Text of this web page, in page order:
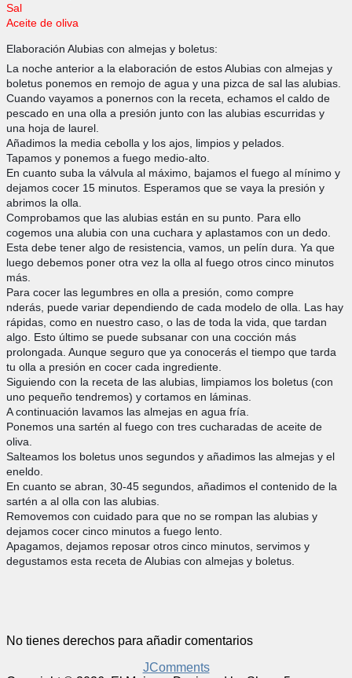
Sal
Aceite de oliva
Elaboración Alubias con almejas y boletus:
La noche anterior a la elaboración de estos Alubias con almejas y
boletus ponemos en remojo de agua y una pizca de sal las alubias.
Cuando vayamos a ponernos con la receta, echamos el caldo de
pescado en una olla a presión junto con las alubias escurridas y
una hoja de laurel.
Añadimos la media cebolla y los ajos, limpios y pelados.
Tapamos y ponemos a fuego medio-alto.
En cuanto suba la válvula al máximo, bajamos el fuego al mínimo y
dejamos cocer 15 minutos. Esperamos que se vaya la presión y
abrimos la olla.
Comprobamos que las alubias están en su punto. Para ello
cogemos una alubia con una cuchara y aplastamos con un dedo.
Esta debe tener algo de resistencia, vamos, un pelín dura. Ya que
luego debemos poner otra vez la olla al fuego otros cinco minutos
más.
Para cocer las legumbres en olla a presión, como compre
nderás, puede variar dependiendo de cada modelo de olla. Las hay
rápidas, como en nuestro caso, o las de toda la vida, que tardan
algo. Esto último se puede subsanar con una cocción más
prolongada. Aunque seguro que ya conocerás el tiempo que tarda
tu olla a presión en cocer cada ingrediente.
Siguiendo con la receta de las alubias, limpiamos los boletus (con
uno pequeño tendremos) y cortamos en láminas.
A continuación lavamos las almejas en agua fría.
Ponemos una sartén al fuego con tres cucharadas de aceite de
oliva.
Salteamos los boletus unos segundos y añadimos las almejas y el
eneldo.
En cuanto se abran, 30-45 segundos, añadimos el contenido de la
sartén a al olla con las alubias.
Removemos con cuidado para que no se rompan las alubias y
dejamos cocer cinco minutos a fuego lento.
Apagamos, dejamos reposar otros cinco minutos, servimos y
degustamos esta receta de Alubias con almejas y boletus.
No tienes derechos para añadir comentarios
JComments